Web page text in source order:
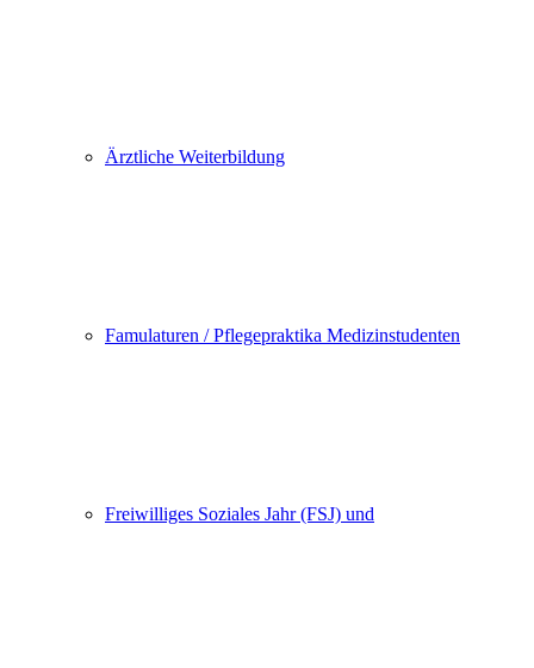
Ärztliche Weiterbildung
Famulaturen / Pflegepraktika Medizinstudenten
Freiwilliges Soziales Jahr (FSJ) und